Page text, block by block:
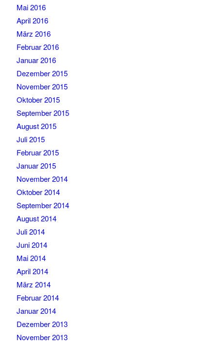
Mai 2016
April 2016
März 2016
Februar 2016
Januar 2016
Dezember 2015
November 2015
Oktober 2015
September 2015
August 2015
Juli 2015
Februar 2015
Januar 2015
November 2014
Oktober 2014
September 2014
August 2014
Juli 2014
Juni 2014
Mai 2014
April 2014
März 2014
Februar 2014
Januar 2014
Dezember 2013
November 2013